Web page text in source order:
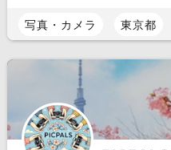
写真・カメラ 東京都